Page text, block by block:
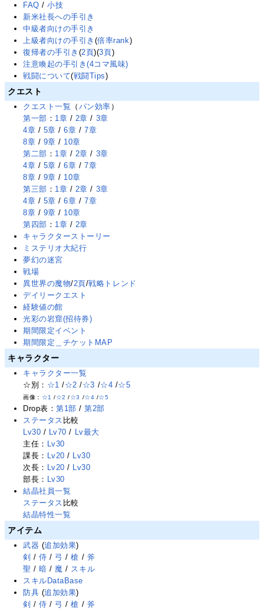
FAQ /小技
新米社長への手引き
中級者向けの手引き
上級者向けの手引き (倍率rank)
復帰者の手引き (2頁)(3頁)
注意喚起の手引き(4コマ風味)
戦闘について(戦闘Tips)
クエスト
クエスト一覧 （ パン効率 ）
第一部 ： 1章 / 2章 / 3章
4章 / 5章 /6章 /7章
8章 / 9章 / 10章
第二部 ： 1章 / 2章 / 3章
4章 / 5章 /6章 /7章
8章 / 9章 / 10章
第三部 ： 1章 / 2章 / 3章
4章 / 5章 /6章 /7章
8章 / 9章 / 10章
第四部 ： 1章 / 2章
キャラクターストーリー
ミステリオ大紀行
夢幻の迷宮
戦場
異世界の魔物/2頁/戦略トレンド
デイリークエスト
経験値の館
光彩の岩窟(招待券)
期間限定イベント
期間限定＿チケットMAP
キャラクター
キャラクター一覧
☆別： ☆1 /☆2 /☆3 /☆4 /☆5
画像： ☆1 /☆2 /☆3 /☆4 /☆5
Drop表：第1部 /第2部
ステータス 比較
Lv30 / Lv70 / Lv最大
主任： Lv30
課長： Lv20 / Lv30
次長： Lv20 / Lv30
部長： Lv30
結晶社員一覧
ステータス 比較
結晶特性一覧
アイテム
武器 (追加効果)
剣 /侍 / 弓 /槍 / 斧
聖 /暗 / 魔 / スキル
スキルDataBase
防具 (追加効果)
剣 /侍 / 弓 /槍 / 斧